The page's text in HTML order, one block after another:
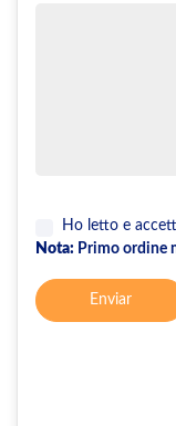
Ho letto e
Nota: Primo ordine
Enviar